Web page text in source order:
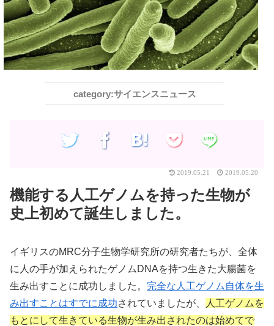
サイエンスニュース
2019.05.21 2019.05.20
機能する人工ゲノムを持った生物が
史上初めて誕生しました。
イギリスのMRC分子生物学研究所の研究者たちが、全体
に人の手が加えられたゲノムDNAを持つ生きた大腸菌を
生み出すことに成功しました。 完全な人工ゲノム自体を生
み出すことはすでに成功されていましたが、
人工ゲノムを
もとにして生きている生物が生み出されたのは始めてで